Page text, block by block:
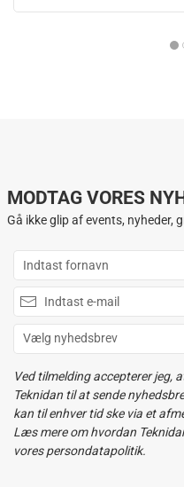
MODTAG VORES
Gå ikke glip af events, nyheder,
Ved tilmelding accepterer jeg,
Teknidan til at sende
kan til enhver tid ske via et
Læs mere om hvordan
vores persondatapolitik.